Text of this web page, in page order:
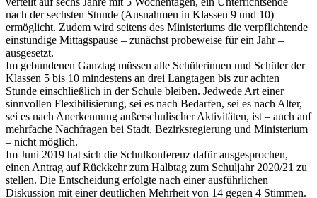
nach der sechsten Stunde (Ausnahmen in Klassen 9 und 10)
ermöglicht. Zudem wird seitens des Ministeriums die verpflichtende
einstündige Mittagspause – zunächst probeweise für ein Jahr –
ausgesetzt.
Im gebundenen Ganztag müssen alle Schülerinnen und Schüler der
Klassen 5 bis 10 mindestens an drei Langtagen bis zur achten
Stunde einschließlich in der Schule bleiben. Jedwede Art einer
sinnvollen Flexibilisierung, sei es nach Bedarfen, sei es nach Alter,
sei es nach Anerkennung außerschulischer Aktivitäten, ist – auch auf
mehrfache Nachfragen bei Stadt, Bezirksregierung und Ministerium
– nicht möglich.
Im Juni 2019 hat sich die Schulkonferenz dafür ausgesprochen,
einen Antrag auf Rückkehr zum Halbtag zum Schuljahr 2020/21 zu
stellen. Die Entscheidung erfolgte nach einer ausführlichen
Diskussion mit einer deutlichen Mehrheit von 14 gegen 4 Stimmen.